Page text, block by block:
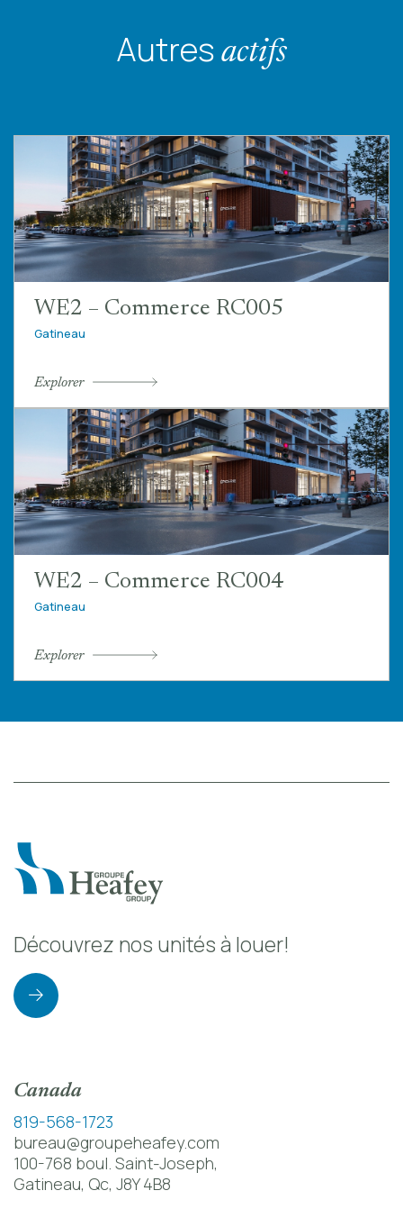
Autres actifs
WE2 – Commerce RC005
Gatineau
Explorer
WE2 – Commerce RC004
Gatineau
Explorer
Découvrez nos unités à louer!
Canada
819-568-1723
bureau@groupeheafey.com
100-768 boul. Saint-Joseph,
Gatineau, Qc, J8Y 4B8